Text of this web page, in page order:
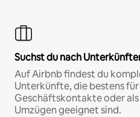
Suchst du nach
Auf Airbnb findest du
Unterkünfte, die bestens
Geschäftskontakte oder
Umzügen geeignet sind.